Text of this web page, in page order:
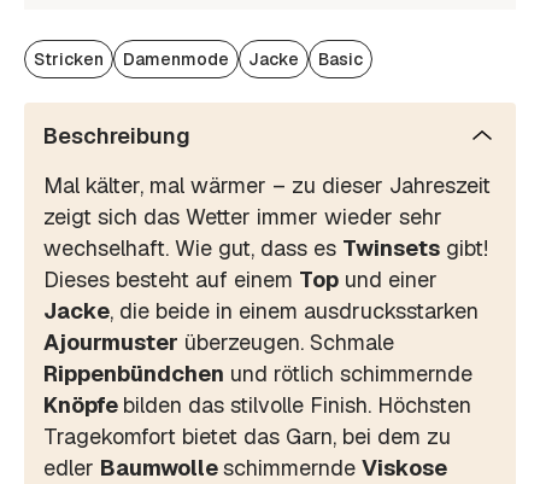
Stricken Damenmode Jacke Basic
Beschreibung
Mal kälter, mal wärmer – zu dieser Jahreszeit
zeigt sich das Wetter immer wieder sehr
wechselhaft. Wie gut, dass es Twinsets gibt!
Dieses besteht auf einem Top und einer
Jacke, die beide in einem ausdrucksstarken
Ajourmuster überzeugen. Schmale
Rippenbündchen und rötlich schimmernde
Knöpfe bilden das stilvolle Finish. Höchsten
Tragekomfort bietet das Garn, bei dem zu
edler Baumwolleschimmernde Viskose